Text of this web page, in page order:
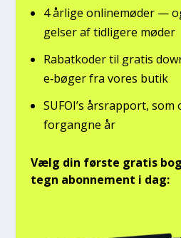
4 årli­ge onli­ne­mø­der —
gel­ser af tid­li­ge­re møder
Rabat­ko­der til gra­tis
e‑bøger fra vores butik
SUFOI’s års­rap­port,
for­gang­ne år
Vælg din før­ste gra­tis
tegn abon­ne­ment i dag: